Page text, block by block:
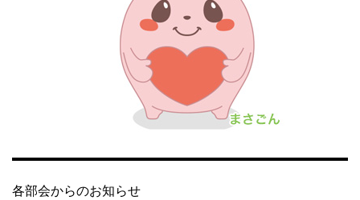
各部会からのお知らせ